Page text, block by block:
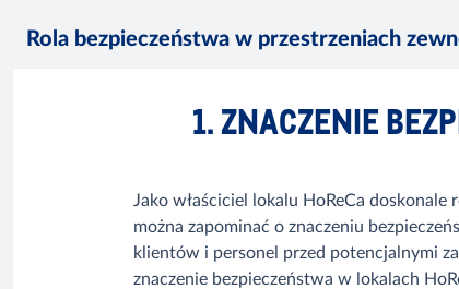
Rola bezpieczeństwa w przestrzeniach
1. ZNACZENIE
Jako właściciel lokalu HoReCa
można zapominać o znaczeniu
klientów i personel przed potencjalnymi
znaczenie bezpieczeństwa w lokalach